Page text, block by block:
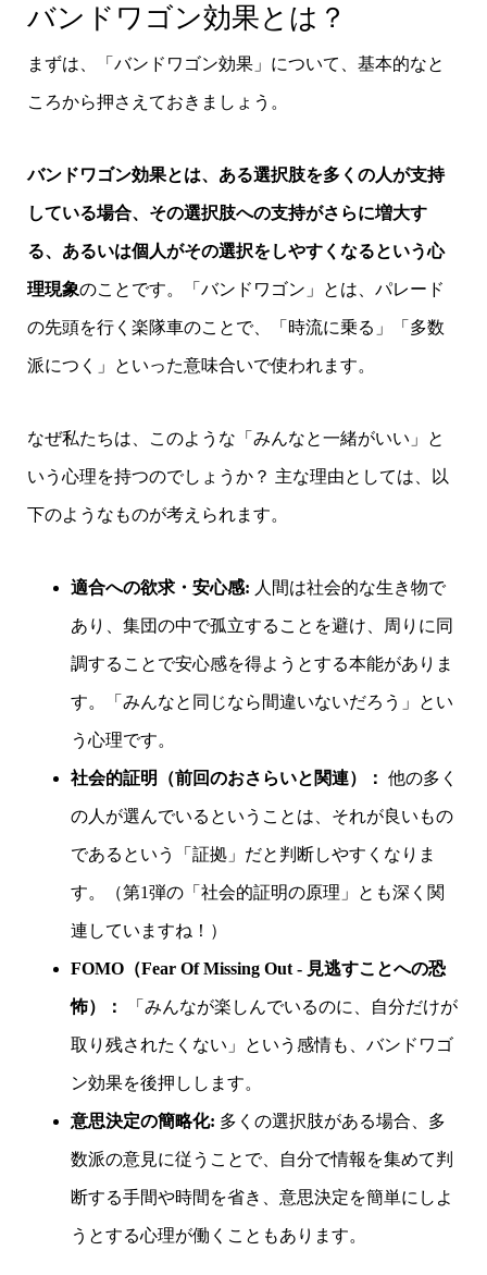
バンドワゴン効果とは？
まずは、「バンドワゴン効果」について、基本的なと
ころから押さえておきましょう。
バンドワゴン効果とは、ある選択肢を多くの人が支持
している場合、その選択肢への支持がさらに増大す
る、あるいは個人がその選択をしやすくなるという心
理現象のことです。「バンドワゴン」とは、パレード
の先頭を行く楽隊車のことで、「時流に乗る」「多数
派につく」といった意味合いで使われます。
なぜ私たちは、このような「みんなと一緒がいい」と
いう心理を持つのでしょうか？ 主な理由としては、以
下のようなものが考えられます。
適合への欲求・安心感: 人間は社会的な生き物で
あり、集団の中で孤立することを避け、周りに同
調することで安心感を得ようとする本能がありま
す。「みんなと同じなら間違いないだろう」とい
う心理です。
社会的証明（前回のおさらいと関連）： 他の多く
の人が選んでいるということは、それが良いもの
であるという「証拠」だと判断しやすくなりま
す。（第1弾の「社会的証明の原理」とも深く関
連していますね！）
FOMO（Fear Of Missing Out - 見逃すことへの恐
怖）： 「みんなが楽しんでいるのに、自分だけが
取り残されたくない」という感情も、バンドワゴ
ン効果を後押しします。
意思決定の簡略化: 多くの選択肢がある場合、多
数派の意見に従うことで、自分で情報を集めて判
断する手間や時間を省き、意思決定を簡単にしよ
うとする心理が働くこともあります。